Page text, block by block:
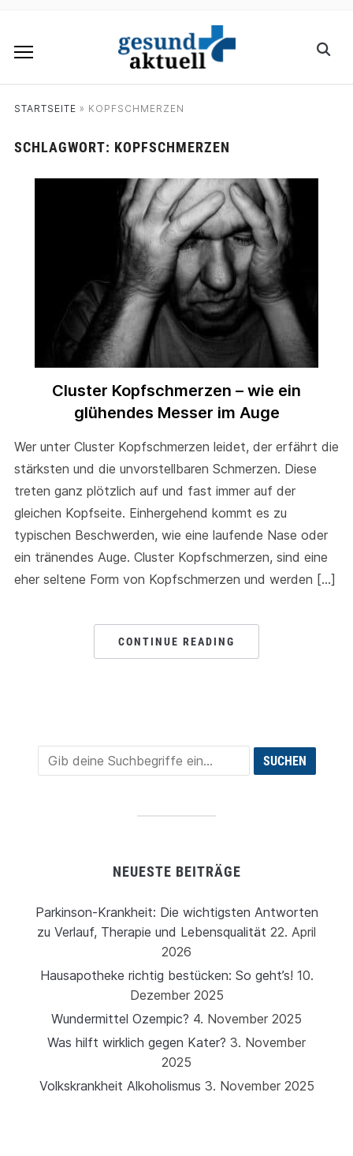
STARTSEITE » KOPFSCHMERZEN
SCHLAGWORT: KOPFSCHMERZEN
Cluster Kopfschmerzen – wie ein
glühendes Messer im Auge
Wer unter Cluster Kopfschmerzen leidet, der erfährt die
stärksten und die unvorstellbaren Schmerzen. Diese
treten ganz plötzlich auf und fast immer auf der
gleichen Kopfseite. Einhergehend kommt es zu
typischen Beschwerden, wie eine laufende Nase oder
ein tränendes Auge. Cluster Kopfschmerzen, sind eine
eher seltene Form von Kopfschmerzen und werden […]
CONTINUE READING
NEUESTE BEITRÄGE
Parkinson-Krankheit: Die wichtigsten Antworten
zu Verlauf, Therapie und Lebensqualität 22. April
2026
Hausapotheke richtig bestücken: So geht’s! 10.
Dezember 2025
Wundermittel Ozempic? 4. November 2025
Was hilft wirklich gegen Kater? 3. November
2025
Volkskrankheit Alkoholismus 3. November 2025